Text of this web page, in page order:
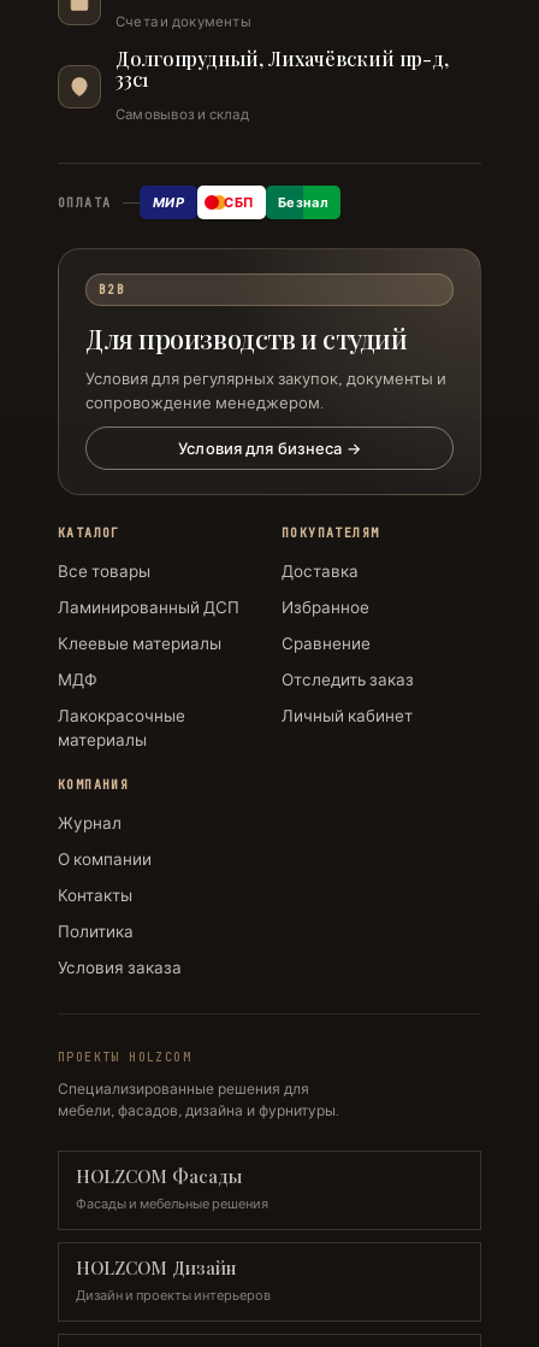
Счета и документы
Долгопрудный, Лихачёвский пр-д,
33с1
Самовывоз и склад
ОПЛАТА МИР СБП Безнал
B2B
Для производств и студий
Условия для регулярных закупок, документы и
сопровождение менеджером.
Условия для бизнеса →
КАТАЛОГ
Все товары
Ламинированный ДСП
Клеевые материалы
МДФ
Лакокрасочные
материалы
ПОКУПАТЕЛЯМ
Доставка
Избранное
Сравнение
Отследить заказ
Личный кабинет
КОМПАНИЯ
Журнал
О компании
Контакты
Политика
Условия заказа
ПРОЕКТЫ HOLZCOM
Специализированные решения для
мебели, фасадов, дизайна и фурнитуры.
HOLZCOM Фасады
Фасады и мебельные решения
HOLZCOM Дизайн
Дизайн и проекты интерьеров